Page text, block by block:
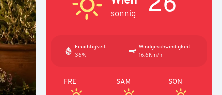
sonnig
Feuchtigkeit
36%
Windgeschwindigkeit
16.6Km/h
FRE SAM SON